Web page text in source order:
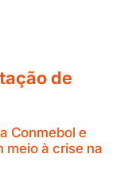
de
Conmebol e
meio à crise na